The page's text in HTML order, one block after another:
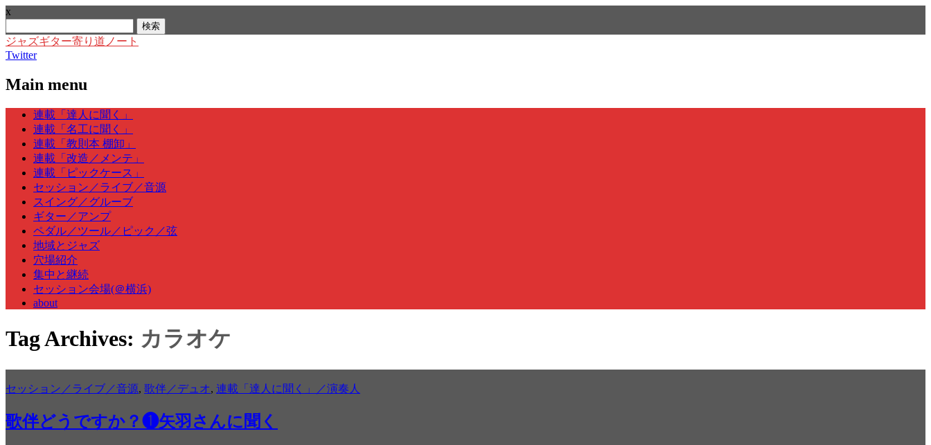
x
索:
ジャズギター寄り道ノート
Twitter
Main menu
Skip
content
連載「達人に聞く」
連載「名工に聞く」
連載「教則本 棚卸」
連載「改造／メンテ」
連載「ピックケース」
セッション／ライブ／音源
スイング／グルーブ
ギター／アンプ
ペダル／ツール／ピック／弦
地域とジャズ
穴場紹介
集中と継続
セッション会場(＠横浜)
about
Tag Archives: カラオケ
セッション／ライブ／音源, 歌伴／デュオ, 連載「達人に聞く」／演奏人
歌伴どうですか？❶矢羽さんに聞く